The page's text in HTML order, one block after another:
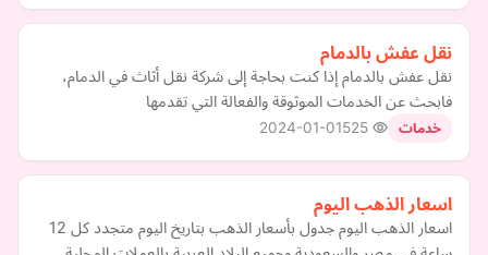
نقل عفش بالدمام
نقل عفش بالدمام إذا كنت بحاجة إلى شركة نقل أثاث في الدمام،
فابحث عن الخدمات الموثوقة والفعالة التي تقدمها
خدمات 2024-01-01
اسعار الذهب اليوم
اسعار الذهب اليوم جدول بأسعار الذهب بتاريخ اليوم متجدد كل 12